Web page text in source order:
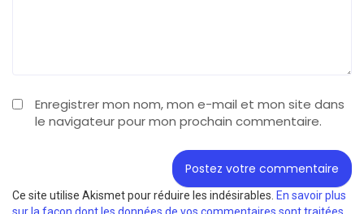
Enregistrer mon nom, mon e-mail et mon site dans
le navigateur pour mon prochain commentaire.
Ce site utilise Akismet pour réduire les indésirables. En savoir plus